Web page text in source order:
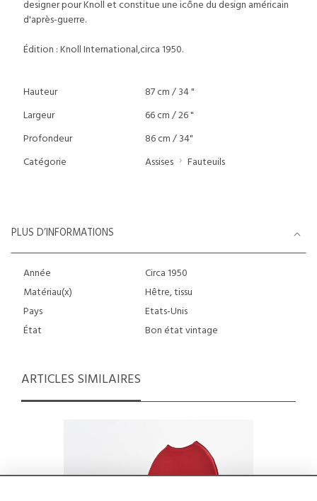
designer pour Knoll et constitue une icône du design américain
d'après-guerre.
Édition : Knoll International,circa 1950.
Hauteur
87 cm / 34 "
Largeur
66 cm / 26 "
Profondeur
86 cm / 34"
Catégorie
Assises Fauteuils
PLUS D’INFORMATIONS
Année
Circa 1950
Matériau(x)
Hêtre, tissu
Pays
Etats-Unis
État
Bon état vintage
ARTICLES SIMILAIRES